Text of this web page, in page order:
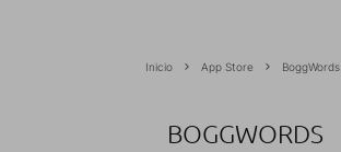
Inicio App Store BoggWords
BOGGWORDS